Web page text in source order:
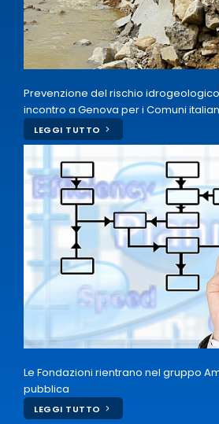
Prevenzione del rischio
incontro a Genova per i Comuni
LEGGI TUTTO
Le Fondazioni rientrano nel gruppo
pubblica
LEGGI TUTTO